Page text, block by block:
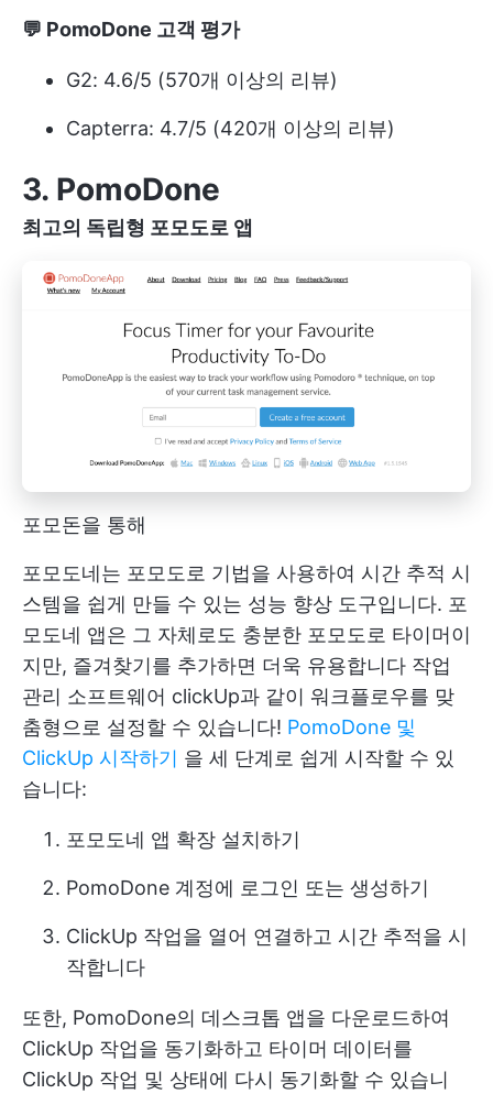
💬 PomoDone 고객 평가
G2: 4.6/5 (570개 이상의 리뷰)
Capterra: 4.7/5 (420개 이상의 리뷰)
3. PomoDone
최고의 독립형 포모도로 앱
포모돈을 통해
포모도네는 포모도로 기법을 사용하여 시간 추적 시
스템을 쉽게 만들 수 있는 성능 향상 도구입니다. 포
모도네 앱은 그 자체로도 충분한 포모도로 타이머이
지만, 즐겨찾기를 추가하면 더욱 유용합니다 작업
관리 소프트웨어 clickUp과 같이 워크플로우를 맞
춤형으로 설정할 수 있습니다! PomoDone 및
ClickUp 시작하기 을 세 단계로 쉽게 시작할 수 있
습니다:
포모도네 앱 확장 설치하기
PomoDone 계정에 로그인 또는 생성하기
ClickUp 작업을 열어 연결하고 시간 추적을 시
작합니다
또한, PomoDone의 데스크톱 앱을 다운로드하여
ClickUp 작업을 동기화하고 타이머 데이터를
ClickUp 작업 및 상태에 다시 동기화할 수 있습니